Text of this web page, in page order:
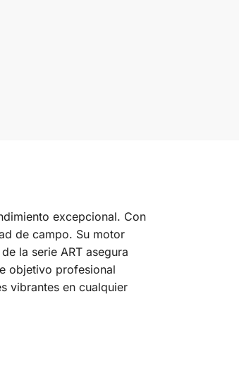
excepcional. Con
de campo. Su motor
la serie ART asegura
objetivo profesional
vibrantes en cualquier